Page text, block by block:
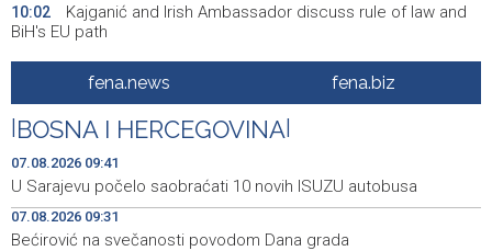
10:02
Kajganić and Irish Ambassador discuss rule of law and
BiH's EU path
Wildfire near Konjic remains active as firefighters
defend homes
09:53
Juli donio rast turističkog prometa u KS - Više od 112
hiljada gostiju i 241 hiljada noćenja
Njemačka tvrdi da avioni parkirani na aerodromu Halle
nisu imali municiju
fena.news fena.biz
BOSNA I HERCEGOVINA
07.08.2026 09:41
U Sarajevu počelo saobraćati 10 novih ISUZU autobusa
07.08.2026 09:31
Bećirović na svečanosti povodom Dana grada